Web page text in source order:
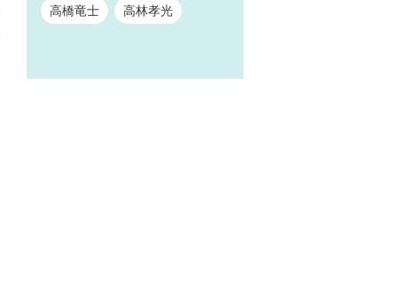
高橋竜士 高林孝光